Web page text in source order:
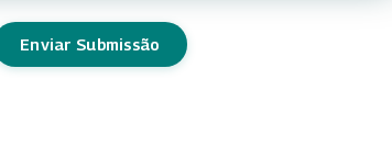
Enviar Submissão